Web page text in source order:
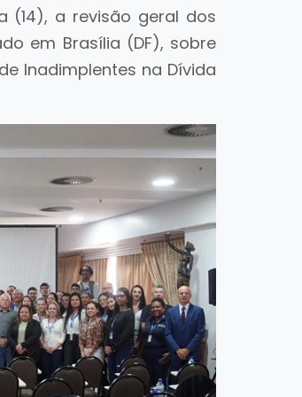
(14), a revisão geral dos
em Brasília (DF), sobre
Inadimplentes na Dívida